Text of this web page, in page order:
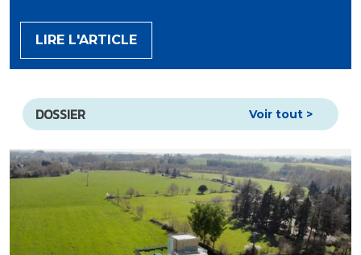
LIRE L'ARTICLE
DOSSIER Voir tout >